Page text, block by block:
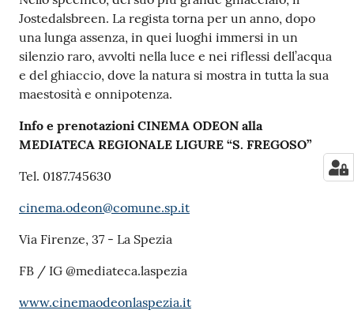
Jostedalsbreen. La regista torna per un anno, dopo
una lunga assenza, in quei luoghi immersi in un
silenzio raro, avvolti nella luce e nei riflessi dell’acqua
e del ghiaccio, dove la natura si mostra in tutta la sua
maestosità e onnipotenza.
Info e prenotazioni CINEMA ODEON alla
MEDIATECA REGIONALE LIGURE “S. FREGOSO”
Tel. 0187.745630
cinema.odeon@comune.sp.it
Via Firenze, 37 - La Spezia
FB / IG @mediateca.laspezia
www.cinemaodeonlaspezia.it